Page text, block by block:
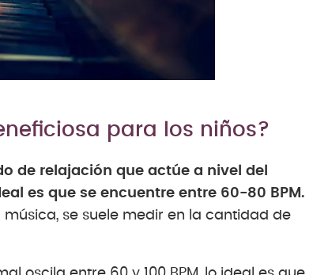
para los niños?
de relajación que actúe a nivel del
es que se encuentre entre 60-80 BPM.
se suele medir en la cantidad de